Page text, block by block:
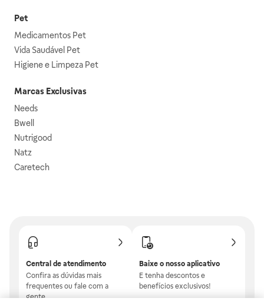
Pet
Medicamentos Pet
Vida Saudável Pet
Higiene e Limpeza Pet
Marcas Exclusivas
Needs
Bwell
Nutrigood
Natz
Caretech
Central de atendimento
Confira as dúvidas mais
frequentes ou fale com a
gente.
Baixe o nosso aplicativo
E tenha descontos e
benefícios exclusivos!